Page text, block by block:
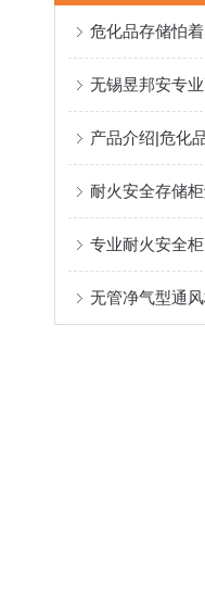
耐火安全存储
无管净气型通